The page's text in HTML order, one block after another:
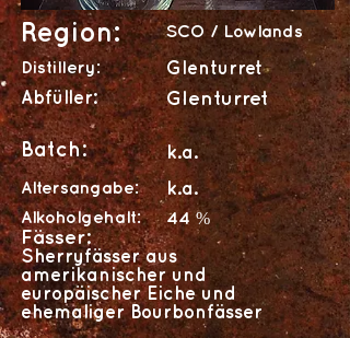
Region:
Distillery:
Abfüller:
Batch:
SCO / Lowlands
Glenturret
Glenturret
k.a.
Altersangabe: k.a.
Alkoholgehalt: 44 %
Fässer:
Sherryfässer aus
amerikanischer und
europäischer Eiche und
ehemaliger Bourbonfässer